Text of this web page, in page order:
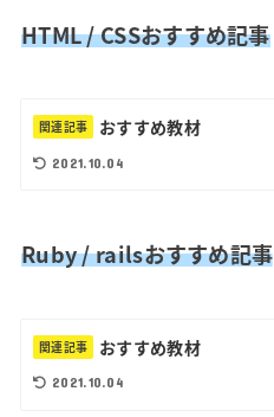
HTML / CSSおすすめ記事
関連記事 おすすめ教材
2021.10.04
Ruby / railsおすすめ記事
関連記事 おすすめ教材
2021.10.04